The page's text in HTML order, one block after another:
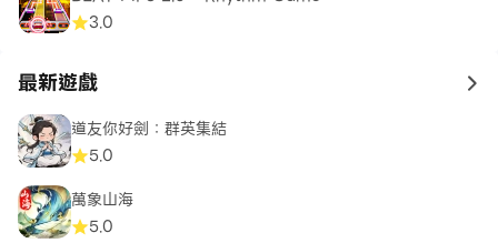
3.0
最新遊戲 to
道友你好劍：群英集結
5.0
萬象山海
5.0